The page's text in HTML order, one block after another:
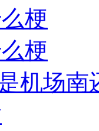
梗
梗
机场南